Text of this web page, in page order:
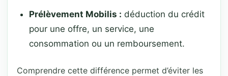
Prélèvement Mobilis : déduction du crédit
pour une offre, un service, une
consommation ou un remboursement.
Comprendre cette différence permet d’éviter les